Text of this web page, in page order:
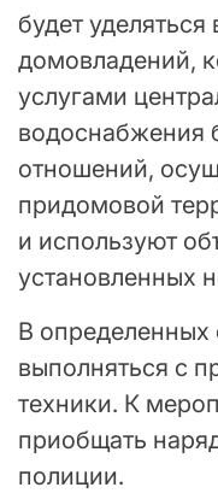
будет
домовладений,
услугами
водоснабжения
отношений,
придомовой
и используют
установленных
В определенных
выполняться с
техники. К
приобщать
полиции.